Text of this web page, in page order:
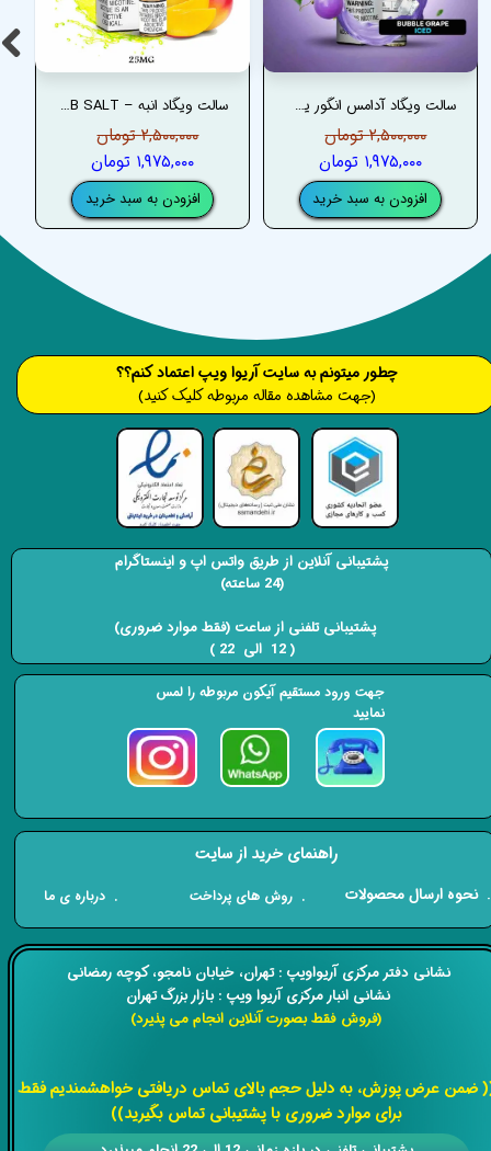
سالت ویگاد انبه – VGOD MANGO BOMB SALT
۲,۵۰۰,۰۰۰ تومان
۱,۹۷۵,۰۰۰ تومان
افزودن به سبد خرید
سالت ویگاد آدامس انگور یخ – VGOD BUBBLE GRAPE ICED MIX SERIES SALT
۲,۵۰۰,۰۰۰ تومان
۱,۹۷۵,۰۰۰ تومان
افزودن به سبد خرید
​​نشانی دفتر مرکزی آریواویپ : تهران، خیابان نامجو،کوچه رمضانی
نشانی انبار مرکزی آریوا ویپ : بازار بزرگ تهران
(فروش فقط بصورت آنلاین انجام می پذیرد)
ضمن عرض پوزش، به دلیل حجم بالای تماس دریافتی خواهشمندیم فقط
برای موارد ضروری با پشتیبانی تماس بگیرید))
​​​چطور میتونم به سایت آریوا ویپ اعتماد کنم؟؟
(جهت مشاهده مقاله مربوطه کلیک کنید)
راهنمای خرید از سایت
​. نحوه ارسال محصولات . روش های پرداخت . درباره ی ما
پشتیبانی آنلاین از طریق واتس اپ و اینستاگرام
(24 ساعته)
​​​​​​​ پشتیبانی تلفنی از ساعت (فقط موارد ضروری)
( 12 الی 22 ) ​​​​​​​
جهت ورود مستقیم آیکون مربوطه را لمس
نمایید